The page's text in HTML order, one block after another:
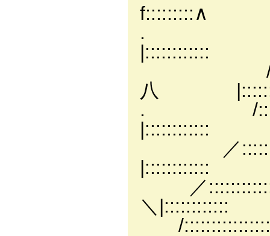
f:::::::::∧
. /
|::::::::::::
/
八
. /:::::::::|
|::::::::::::
／
|::::::::::::
／
＼|::::::::::::
/